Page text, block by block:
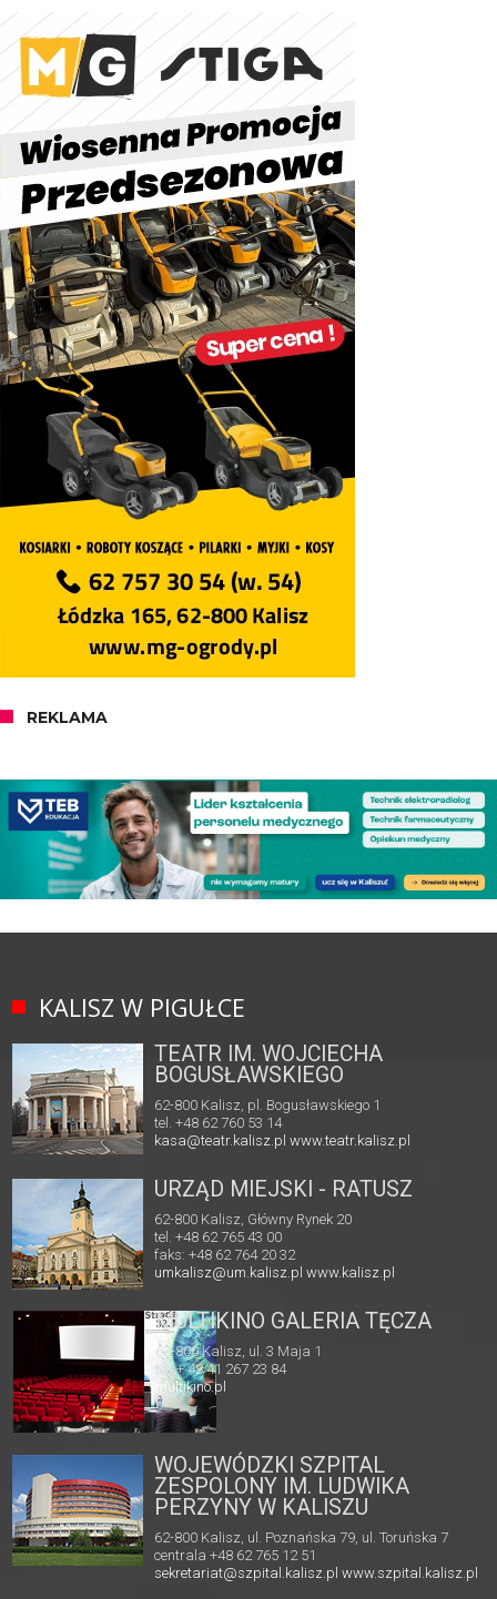
REKLAMA
KALISZ W PIGUŁCE
TEATR IM. WOJCIECHA
BOGUSŁAWSKIEGO
62-800 Kalisz, pl. Bogusławskiego 1
tel. +48 62 760 53 14
kasa@teatr.kalisz.pl www.teatr.kalisz.pl
URZĄD MIEJSKI - RATUSZ
62-800 Kalisz, Główny Rynek 20
tel. +48 62 765 43 00
faks: +48 62 764 20 32
umkalisz@um.kalisz.plwww.kalisz.pl
MULTIKINO GALERIA TĘCZA
62-800 Kalisz, ul. 3 Maja 1
tel. + 48 41 267 23 84
multikino.pl
WOJEWÓDZKI SZPITAL
ZESPOLONY IM. LUDWIKA
PERZYNY W KALISZU
62-800 Kalisz, ul. Poznańska 79, ul. Toruńska 7
centrala +48 62 765 12 51
sekretariat@szpital.kalisz.pl www.szpital.kalisz.pl